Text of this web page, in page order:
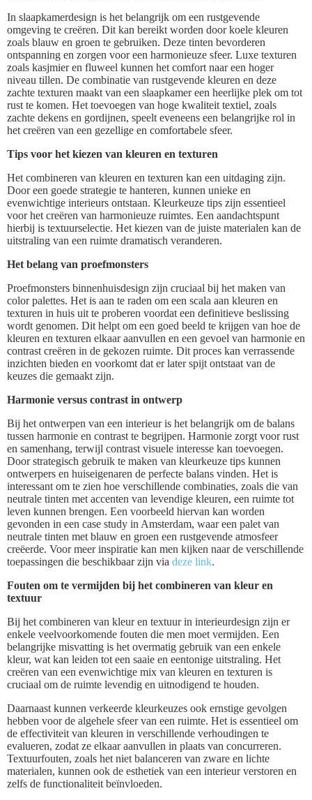
In slaapkamerdesign is het belangrijk om een rustgevende
omgeving te creëren. Dit kan bereikt worden door koele kleuren
zoals blauw en groen te gebruiken. Deze tinten bevorderen
ontspanning en zorgen voor een harmonieuze sfeer. Luxe texturen
zoals kasjmier en fluweel kunnen het comfort naar een hoger
niveau tillen. De combinatie van rustgevende kleuren en deze
zachte texturen maakt van een slaapkamer een heerlijke plek om tot
rust te komen. Het toevoegen van hoge kwaliteit textiel, zoals
zachte dekens en gordijnen, speelt eveneens een belangrijke rol in
het creëren van een gezellige en comfortabele sfeer.
Tips voor het kiezen van kleuren en texturen
Het combineren van kleuren en texturen kan een uitdaging zijn.
Door een goede strategie te hanteren, kunnen unieke en
evenwichtige interieurs ontstaan. Kleurkeuze tips zijn essentieel
voor het creëren van harmonieuze ruimtes. Een aandachtspunt
hierbij is textuurselectie. Het kiezen van de juiste materialen kan de
uitstraling van een ruimte dramatisch veranderen.
Het belang van proefmonsters
Proefmonsters binnenhuisdesign zijn cruciaal bij het maken van
color palettes. Het is aan te raden om een scala aan kleuren en
texturen in huis uit te proberen voordat een definitieve beslissing
wordt genomen. Dit helpt om een goed beeld te krijgen van hoe de
kleuren en texturen elkaar aanvullen en een gevoel van harmonie en
contrast creëren in de gekozen ruimte. Dit proces kan verrassende
inzichten bieden en voorkomt dat er later spijt ontstaat van de
keuzes die gemaakt zijn.
Harmonie versus contrast in ontwerp
Bij het ontwerpen van een interieur is het belangrijk om de balans
tussen harmonie en contrast te begrijpen. Harmonie zorgt voor rust
en samenhang, terwijl contrast visuele interesse kan toevoegen.
Door strategisch gebruik te maken van kleurkeuze tips kunnen
ontwerpers en huiseigenaren de perfecte balans vinden. Het is
interessant om te zien hoe verschillende combinaties, zoals die van
neutrale tinten met accenten van levendige kleuren, een ruimte tot
leven kunnen brengen. Een voorbeeld hiervan kan worden
gevonden in een case study in Amsterdam, waar een palet van
neutrale tinten met blauw en groen een rustgevende atmosfeer
creëerde. Voor meer inspiratie kan men kijken naar de verschillende
toepassingen die beschikbaar zijn via deze link.
Fouten om te vermijden bij het combineren van kleur en
textuur
Bij het combineren van kleur en textuur in interieurdesign zijn er
enkele veelvoorkomende fouten die men moet vermijden. Een
belangrijke misvatting is het overmatig gebruik van een enkele
kleur, wat kan leiden tot een saaie en eentonige uitstraling. Het
creëren van een evenwichtige mix van kleuren en texturen is
cruciaal om de ruimte levendig en uitnodigend te houden.
Daarnaast kunnen verkeerde kleurkeuzes ook ernstige gevolgen
hebben voor de algehele sfeer van een ruimte. Het is essentieel om
de effectiviteit van kleuren in verschillende verhoudingen te
evalueren, zodat ze elkaar aanvullen in plaats van concurreren.
Textuurfouten, zoals het niet balanceren van zware en lichte
materialen, kunnen ook de esthetiek van een interieur verstoren en
zelfs de functionaliteit beïnvloeden.